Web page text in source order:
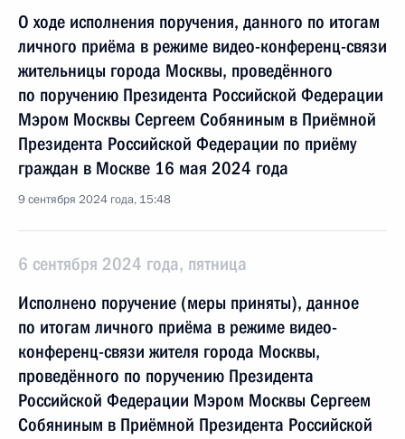
О ходе исполнения поручения, данного по итогам
личного приёма в режиме видео-конференц-связи
жительницы города Москвы, проведённого
по поручению Президента Российской Федерации
Мэром Москвы Сергеем Собяниным в Приёмной
Президента Российской Федерации по приёму
граждан в Москве 16 мая 2024 года
9 сентября 2024 года, 15:48
6 сентября 2024 года, пятница
Исполнено поручение (меры приняты), данное
по итогам личного приёма в режиме видео-
конференц-связи жителя города Москвы,
проведённого по поручению Президента
Российской Федерации Мэром Москвы Сергеем
Собяниным в Приёмной Президента Российской